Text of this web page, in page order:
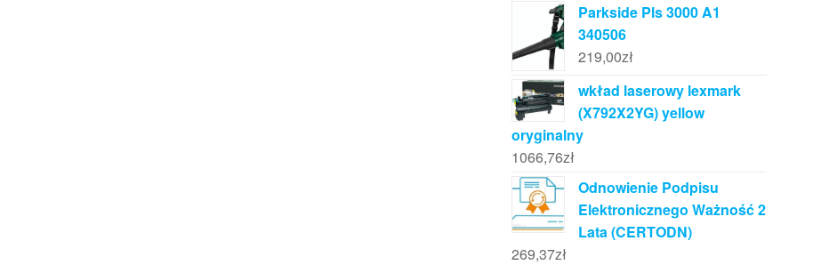
Parkside Pls 3000 A1
340506
219,00zł
wkład laserowy lexmark
(X792X2YG) yellow
oryginalny
1066,76zł
Odnowienie Podpisu
Elektronicznego Ważność 2
Lata (CERTODN)
269,37zł